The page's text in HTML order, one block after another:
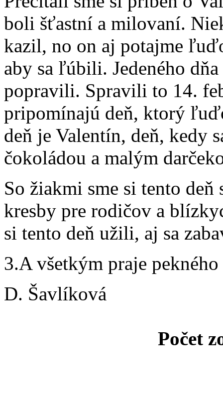
boli šťastní a milovaní.
kazil, no on aj potajme
aby sa ľúbili. Jedeného
popravili. Spravili to 14.
pripomínajú deň, ktorý
deň je Valentín, deň, kedy
čokoládou a malým
So žiakmi sme si tento
kresby pre rodičov a
si tento deň užili, aj sa
3.A všetkým praje
D. Šavlíková
Počet